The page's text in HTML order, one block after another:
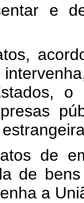
e
o
de
de
a